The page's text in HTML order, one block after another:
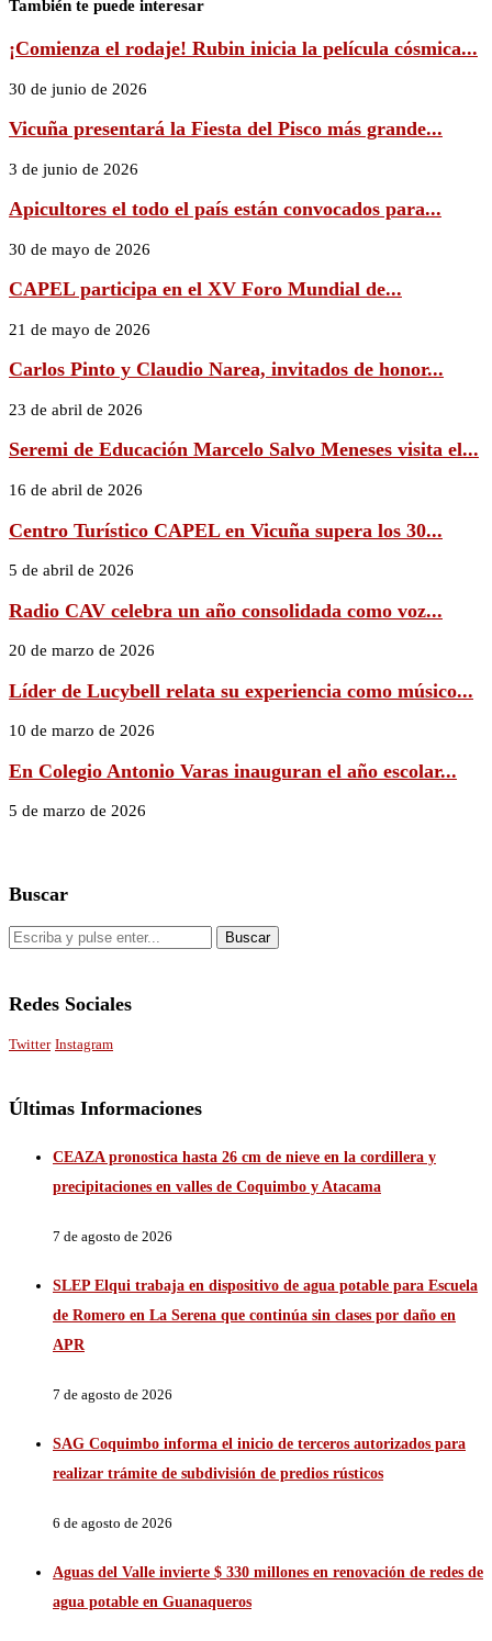
También te puede interesar
¡Comienza el rodaje! Rubin inicia la película cósmica...
30 de junio de 2026
Vicuña presentará la Fiesta del Pisco más grande...
3 de junio de 2026
Apicultores el todo el país están convocados para...
30 de mayo de 2026
CAPEL participa en el XV Foro Mundial de...
21 de mayo de 2026
Carlos Pinto y Claudio Narea, invitados de honor...
23 de abril de 2026
Seremi de Educación Marcelo Salvo Meneses visita el...
16 de abril de 2026
Centro Turístico CAPEL en Vicuña supera los 30...
5 de abril de 2026
Radio CAV celebra un año consolidada como voz...
20 de marzo de 2026
Líder de Lucybell relata su experiencia como músico...
10 de marzo de 2026
En Colegio Antonio Varas inauguran el año escolar...
5 de marzo de 2026
Buscar
Redes Sociales
Twitter Instagram
Últimas Informaciones
CEAZA pronostica hasta 26 cm de nieve en la cordillera y
precipitaciones en valles de Coquimbo y Atacama
7 de agosto de 2026
SLEP Elqui trabaja en dispositivo de agua potable para Escuela
de Romero en La Serena que continúa sin clases por daño en
APR
7 de agosto de 2026
SAG Coquimbo informa el inicio de terceros autorizados para
realizar trámite de subdivisión de predios rústicos
6 de agosto de 2026
Aguas del Valle invierte $ 330 millones en renovación de redes de
agua potable en Guanaqueros